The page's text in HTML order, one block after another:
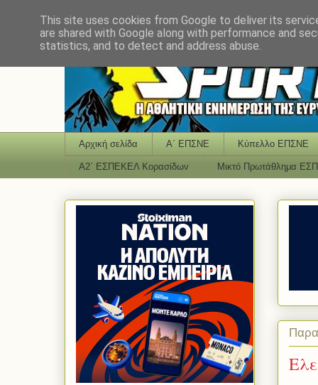
Αρχική σελίδα Α΄ ΕΠΣΝΕ Κύπελλο ΕΠΣΝΕ
Α2΄ ΕΣΠΕΚΕΛ Κορασίδων Μικτό Πρωτάθλημα
This site uses cookies from Google to deliver its
are shared with Google along with performance and
statistics, and to detect and address abuse.